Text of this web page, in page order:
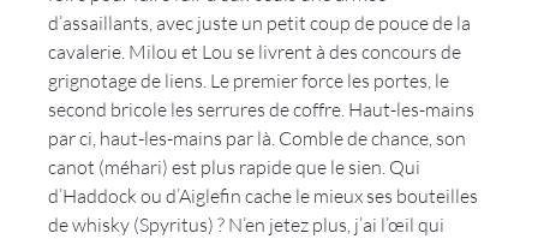
d’assaillants, avec juste un petit coup de pouce de la
cavalerie. Milou et Lou se livrent à des concours de
grignotage de liens. Le premier force les portes, le
second bricole les serrures de coffre. Haut-les-mains
par ci, haut-les-mains par là. Comble de chance, son
canot (méhari) est plus rapide que le sien. Qui
d’Haddock ou d’Aiglefin cache le mieux ses bouteilles
de whisky (Spyritus) ? N’en jetez plus, j’ai l’œil qui